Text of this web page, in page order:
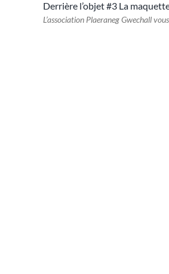
Derrière l’objet #3 La
L’association Plaeraneg Gwechall